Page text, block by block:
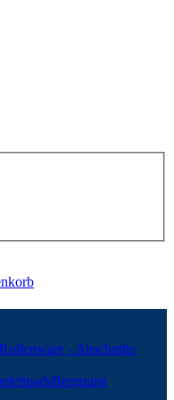
Rollenware - Abschnitte
Bergquist